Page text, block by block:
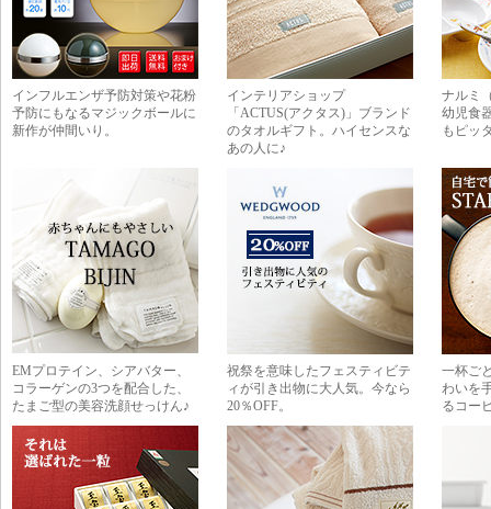
インフルエンザ予防対策や花粉
予防にもなるマジックボールに
新作が仲間いり。
インテリアショップ
「ACTUS(アクタス)」ブランド
のタオルギフト。ハイセンスな
あの人に♪
ナルミ
幼児食
もピッ
EMプロテイン、シアバター、
コラーゲンの3つを配合した、
たまご型の美容洗顔せっけん♪
祝祭を意味したフェスティビテ
ィが引き出物に大人気。今なら
20％OFF。
一杯ご
わいを
るコー